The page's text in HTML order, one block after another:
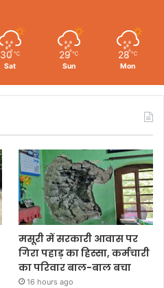
30 ℃
Sat
29 ℃
Sun
28 ℃
Mon
मसूरी में सरकारी आवास पर
गिरा पहाड़ का हिस्सा, कर्मचारी
का परिवार बाल-बाल बचा
16 hours ago